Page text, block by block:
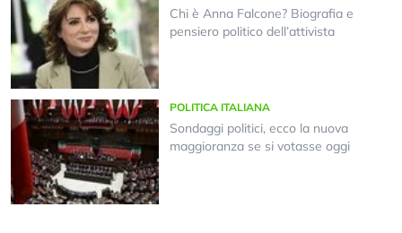
Chi è Anna Falcone? Biografia e
pensiero politico dell’attivista
POLITICA ITALIANA
Sondaggi politici, ecco la nuova
maggioranza se si votasse oggi